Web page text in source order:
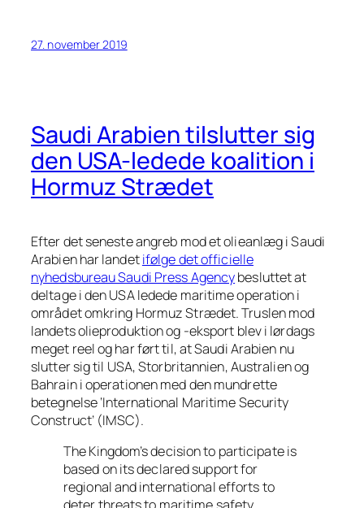
27. november 2019
Saudi Arabien tilslutter sig
den USA-ledede koalition i
Hormuz Strædet
Efter det seneste angreb mod et olieanlæg i Saudi
Arabien har landetifølge det officielle
nyhedsbureau Saudi Press Agencybesluttet at
deltage i den USA ledede maritime operation i
området omkring Hormuz Strædet. Truslen mod
landets olieproduktion og -eksport blev i lørdags
meget reel og har ført til, at Saudi Arabien nu
slutter sig til USA, Storbritannien, Australien og
Bahrain i operationen med den mundrette
betegnelse ‘International Maritime Security
Construct’ (IMSC).
The Kingdom’s decision to participate is
based on its declared support for
regional and international efforts to